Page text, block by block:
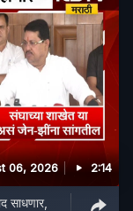
06, 2026 2:14